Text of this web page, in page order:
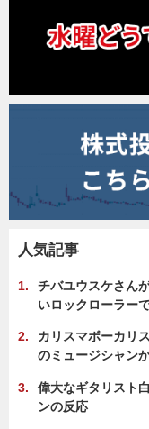
人気記事
チバユウスケさん
いロックローラー
カリスマボーカリ
のミュージシャン
偉大なギタリスト
ンの反応